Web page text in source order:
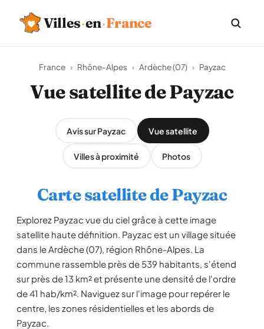
Villes·en·France
France › Rhône-Alpes › Ardèche (07) › Payzac
Vue satellite de Payzac
Avis sur Payzac Vue satellite
Villes à proximité Photos
Carte satellite de Payzac
Explorez Payzac vue du ciel grâce à cette image
satellite haute définition. Payzac est un village située
dans le Ardèche (07), région Rhône-Alpes. La
commune rassemble près de 539 habitants, s'étend
sur près de 13 km² et présente une densité de l'ordre
de 41 hab/km². Naviguez sur l'image pour repérer le
centre, les zones résidentielles et les abords de
Payzac.